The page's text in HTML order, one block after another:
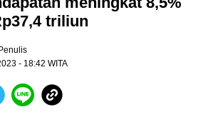
triliun
- 18:42 WITA